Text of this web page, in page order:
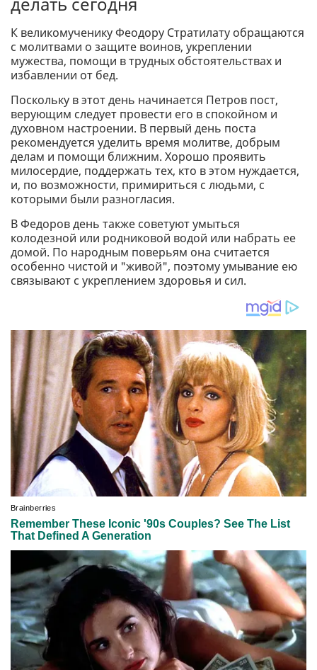
К великомученику Феодору Стратилату обращаются
с молитвами о защите воинов, укреплении
мужества, помощи в трудных обстоятельствах и
избавлении от бед.
Поскольку в этот день начинается Петров пост,
верующим следует провести его в спокойном и
духовном настроении. В первый день поста
рекомендуется уделить время молитве, добрым
делам и помощи ближним. Хорошо проявить
милосердие, поддержать тех, кто в этом нуждается,
и, по возможности, примириться с людьми, с
которыми были разногласия.
В Федоров день также советуют умыться
колодезной или родниковой водой или набрать ее
домой. По народным поверьям она считается
особенно чистой и "живой", поэтому умывание ею
связывают с укреплением здоровья и сил.